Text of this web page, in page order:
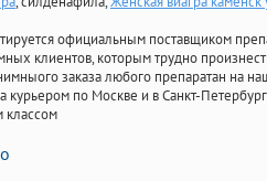
официальным поставщиком
клиентов, которым трудно
заказа любого препаратан на
курьером по Москве и в Санкт-
классом